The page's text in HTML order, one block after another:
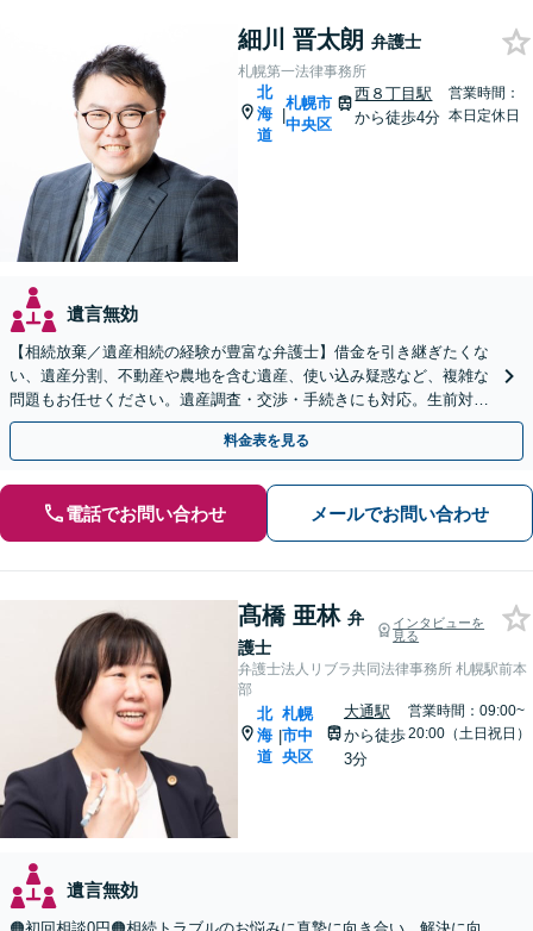
細川 晋太朗 弁護士
札幌第一法律事務所
北
海
道
|
札幌市
中央区
西８丁目駅
から徒歩4分
営業時間：
本日定休日
遺言無効
【相続放棄／遺産相続の経験が豊富な弁護士】借金を引き継ぎたくな
い、遺産分割、不動産や農地を含む遺産、使い込み疑惑など、複雑な
問題もお任せください。遺産調査・交渉・手続きにも対応。生前対策
として遺言書作成も可【初回面談無料】
料金表を見る
電話でお問い合わせ メールでお問い合わせ
髙橋 亜林 弁
護士
インタビューを
見る
弁護士法人リブラ共同法律事務所 札幌駅前本
部
北
海
道
|
札幌
市中
央区
大通駅
から徒歩
3分
営業時間：09:00~
20:00（土日祝日）
遺言無効